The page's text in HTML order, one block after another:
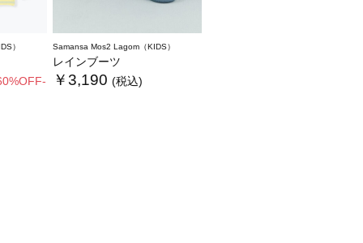
） Samansa Mos2 Lagom（KIDS）
レインブーツ
￥3,190 (税込)